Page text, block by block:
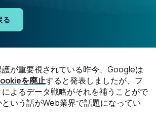
る
が重要視されている昨今、Googleは
を廃止すると発表しましたが、フ
よるデータ戦略がそれを補うことがで
いう話がWeb業界で話題になってい